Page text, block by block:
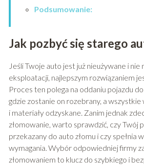
Podsumowanie:
Jak pozbyć się starego
Jeśli Twoje auto jest już nieużywane i nie
eksploatacji, najlepszym rozwiązaniem
Proces ten polega na oddaniu pojazdu
gdzie zostanie on rozebrany, a
i materiały odzyskane. Zanim jednak
złomowanie, warto sprawdzić, czy Twój
przekazany do auto złomu i czy spełnia
wymagania. Wybór odpowiedniej firmy
złomowaniem to klucz do szybkiego i